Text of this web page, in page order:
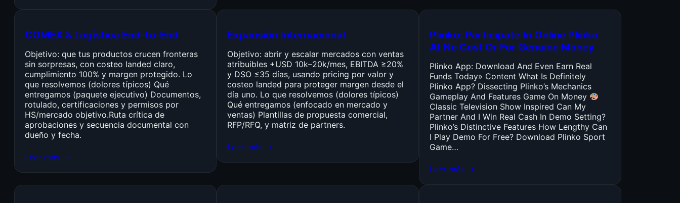
COMEX & Logística End-to-End
Objetivo: que tus productos crucen fronteras
sin sorpresas, con costeo landed claro,
cumplimiento 100% y margen protegido. Lo
que resolvemos (dolores típicos) Qué
entregamos (paquete ejecutivo) Documentos,
rotulado, certificaciones y permisos por
HS/mercado objetivo.Ruta crítica de
aprobaciones y secuencia documental con
dueño y fecha.
Leer más →
Expansión Internacional
Objetivo: abrir y escalar mercados con ventas
atribuibles +USD 10k–20k/mes, EBITDA ≥20%
y DSO ≤35 días, usando pricing por valor y
costeo landed para proteger margen desde el
día uno. Lo que resolvemos (dolores típicos)
Qué entregamos (enfocado en mercado y
ventas) Plantillas de propuesta comercial,
RFP/RFQ, y matriz de partners.
Leer más →
Plinko: Participate In Online Plinko
At No Cost Or For Genuine Money
Plinko App: Download And Even Earn Real
Funds Today» Content What Is Definitely
Plinko App? Dissecting Plinko’s Mechanics
Gameplay And Features Game On Money
Classic Television Show Inspired Can My
Partner And I Win Real Cash In Demo Setting?
Plinko’s Distinctive Features How Lengthy Can
I Play Demo For Free? Download Plinko Sport
Game…
Leer más →